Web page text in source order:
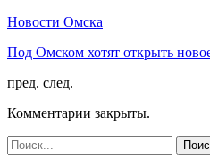
Новости Омска
Под Омском хотят открыть
пред. след.
Комментарии закрыты.